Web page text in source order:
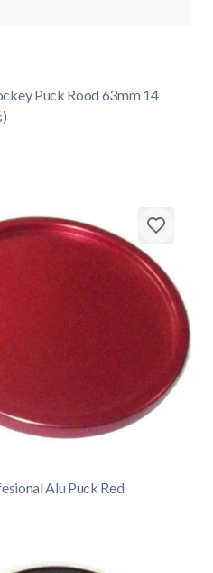
Puck Rood 63mm 14
Alu Puck Red